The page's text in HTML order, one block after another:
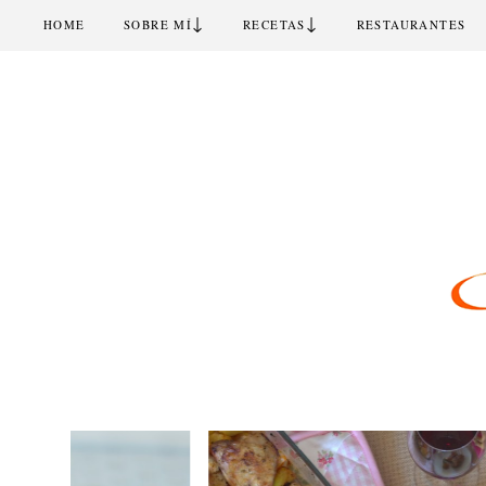
HOME SOBRE MÍ↓ RECETAS ↓ RESTAURANTES